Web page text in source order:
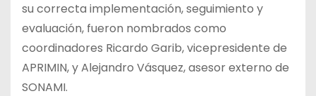
su correcta implementación, seguimiento y
evaluación, fueron nombrados como
coordinadores Ricardo Garib, vicepresidente de
APRIMIN, y Alejandro Vásquez, asesor externo de
SONAMI.